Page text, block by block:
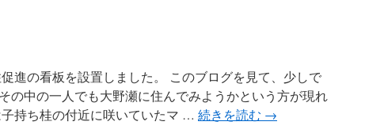
進の看板を設置しました。 このブログを見て、少しで
の中の一人でも大野瀬に住んでみようかという方が現れ
持ち桂の付近に咲いていたマ … 続きを読む →